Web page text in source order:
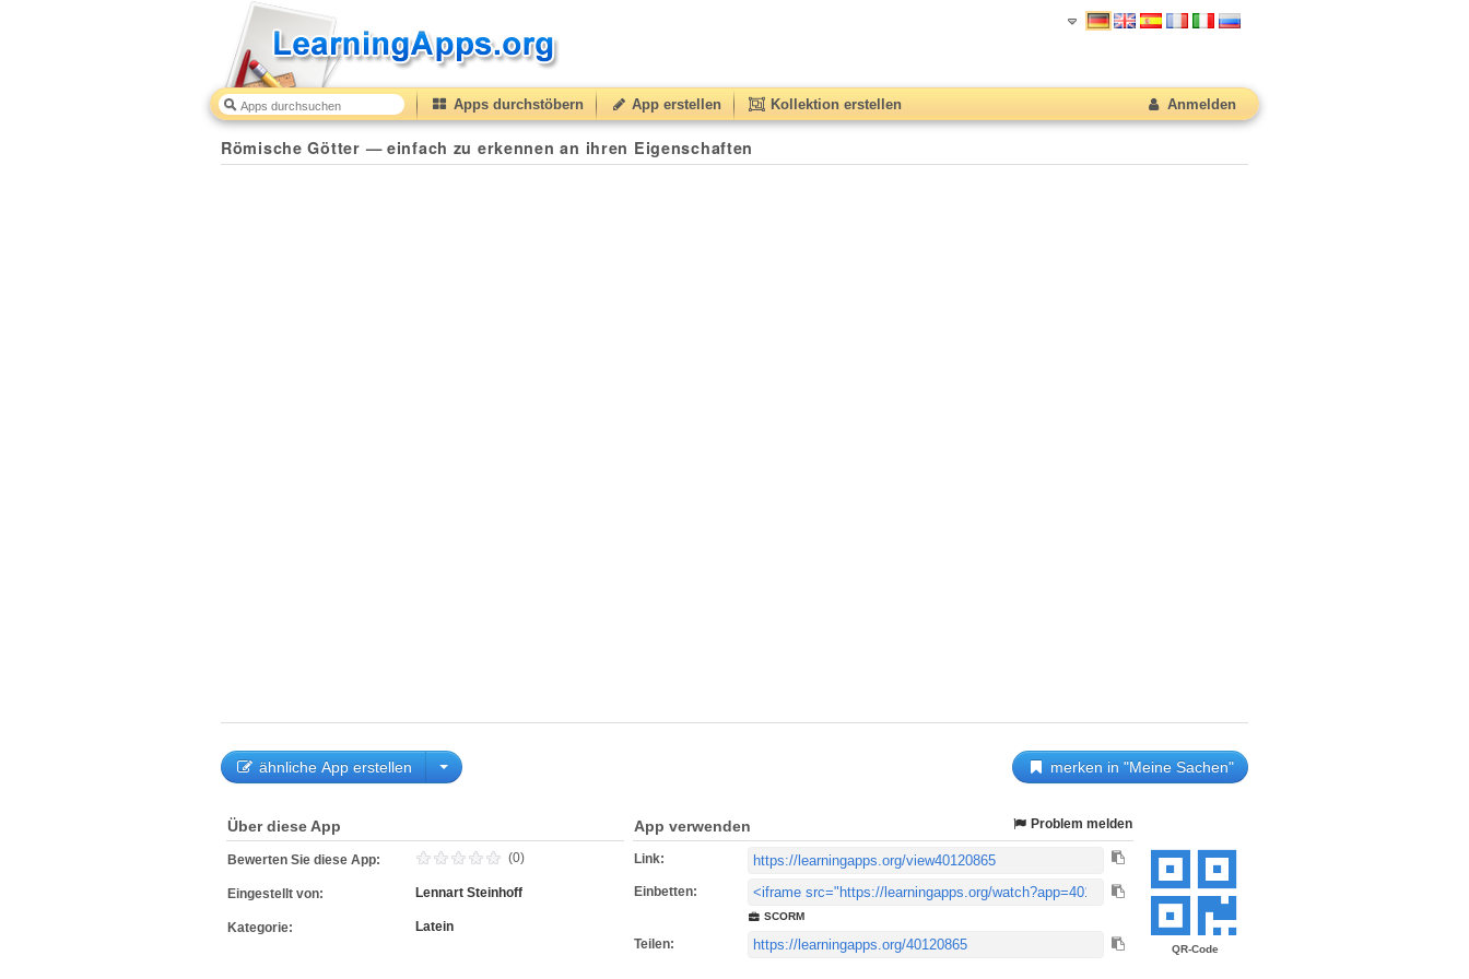
Apps durchstöbern App erstellen Kollektion erstellen Anmelden
Römische Götter — einfach zu erkennen an ihren Eigenschaften
ähnliche App erstellen merken in "Meine Sachen"
QR-Code
Über diese App
Bewerten Sie diese App: (0)
Eingestellt von: Lennart Steinhoff
Kategorie: Latein
App verwenden Problem melden
Link:
Einbetten:
SCORM
Teilen: